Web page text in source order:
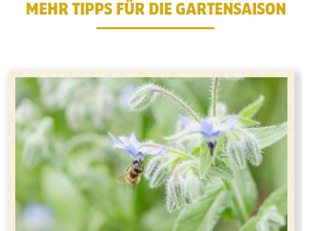
MEHR TIPPS FÜR DIE GARTENSAISON